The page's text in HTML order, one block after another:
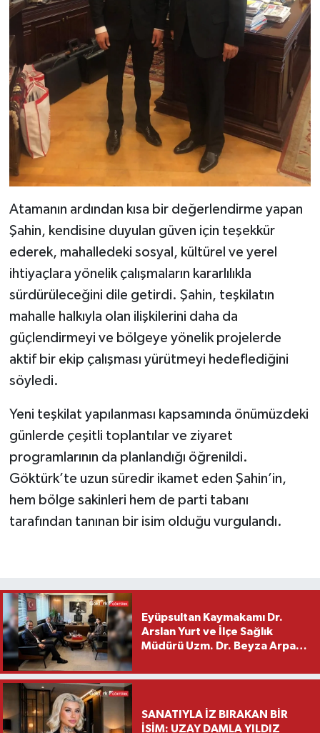
Atamanın ardından kısa bir değerlendirme yapan
Şahin, kendisine duyulan güven için teşekkür
ederek, mahalledeki sosyal, kültürel ve yerel
ihtiyaçlara yönelik çalışmaların kararlılıkla
sürdürüleceğini dile getirdi. Şahin, teşkilatın
mahalle halkıyla olan ilişkilerini daha da
güçlendirmeyi ve bölgeye yönelik projelerde
aktif bir ekip çalışması yürütmeyi hedeflediğini
söyledi.
Yeni teşkilat yapılanması kapsamında önümüzdeki
günlerde çeşitli toplantılar ve ziyaret
programlarının da planlandığı öğrenildi.
Göktürk’te uzun süredir ikamet eden Şahin’in,
hem bölge sakinleri hem de parti tabanı
tarafından tanınan bir isim olduğu vurgulandı.
Eyüpsultan Kaymakamı Dr.
Arslan Yurt ve İlçe Sağlık
Müdürü Uzm. Dr. Beyza Arpacı
Ziyareti
SANATIYLA İZ BIRAKAN BİR
İSİM: UZAY DAMLA YILDIZ